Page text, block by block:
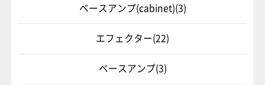
ベースアンプ(cabinet)(3)
エフェクター(22)
ベースアンプ(3)